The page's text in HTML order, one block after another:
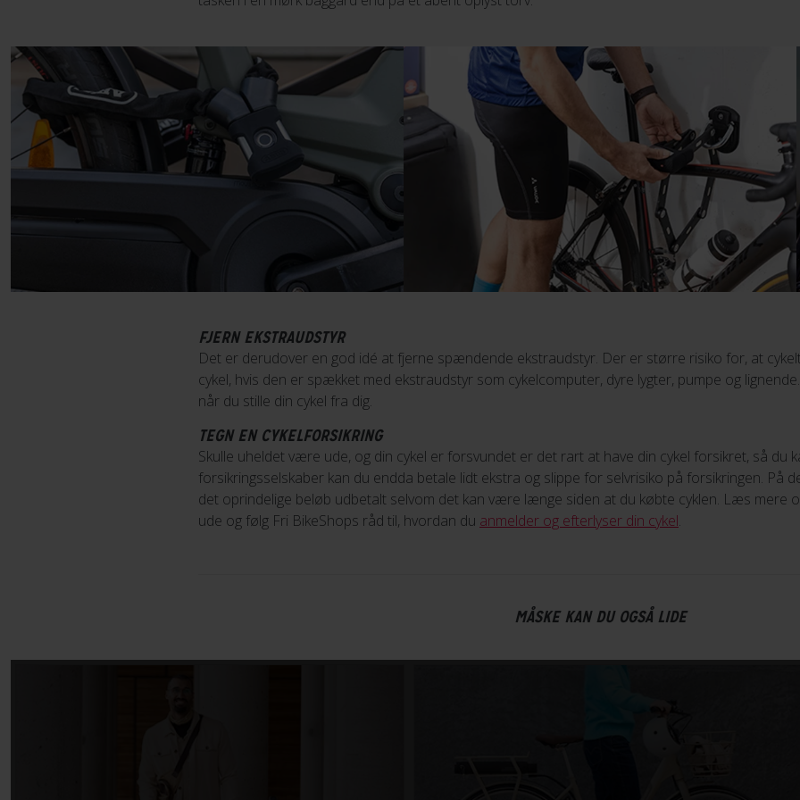
FJERN EKSTRAUDSTYR
Det er derudover en god idé at fjerne spændende ekstraudstyr. Der er større risiko for, at
cykel, hvis den er spækket med ekstraudstyr som cykelcomputer, dyre lygter, pumpe og
når du stille din cykel fra dig.
TEGN EN CYKELFORSIKRING
Skulle uheldet være ude, og din cykel er forsvundet er det rart at have din cykel forsikret, så du
forsikringsselskaber kan du endda betale lidt ekstra og slippe for selvrisiko på forsikringen. På
det oprindelige beløb udbetalt selvom det kan være længe siden at du købte cyklen. Læs mere
ude og følg Fri BikeShops råd til, hvordan du anmelder og efterlyser din cykel.
MÅSKE KAN DU OGSÅ LIDE